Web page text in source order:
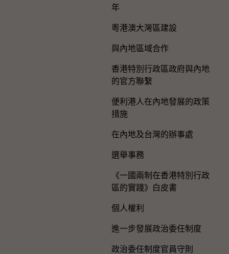
年
粵港澳大灣區建設
與內地區域合作
香港特別行政區政府與內地
的官方聯繫
便利港人在內地發展的政策
措施
在內地及台灣的辦事處
選舉事務
《一國兩制在香港特別行政
區的實踐》白皮書
個人權利
進一步發展政治委任制度
政治委任制度官員守則